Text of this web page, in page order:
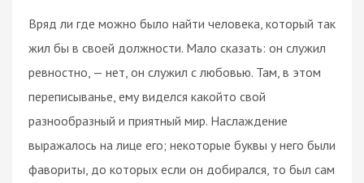
Вряд ли где можно было найти человека, который так
жил бы в своей должности. Мало сказать: он служил
ревностно, — нет, он служил с любовью. Там, в этом
переписыванье, ему виделся какойто свой
разнообразный и приятный мир. Наслаждение
выражалось на лице его; некоторые буквы у него были
фавориты, до которых если он добирался, то был сам